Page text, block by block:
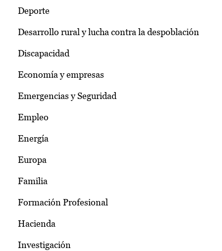
Deporte
Desarrollo rural y lucha contra la despoblación
Discapacidad
Economía y empresas
Emergencias y Seguridad
Empleo
Energía
Europa
Familia
Formación Profesional
Hacienda
Investigación